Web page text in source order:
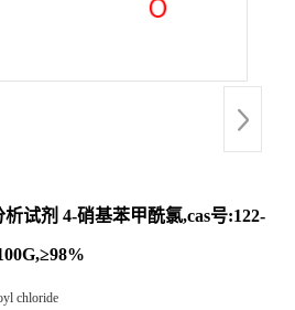
试剂 4-硝基苯甲酰氯,cas号:122-
chloride